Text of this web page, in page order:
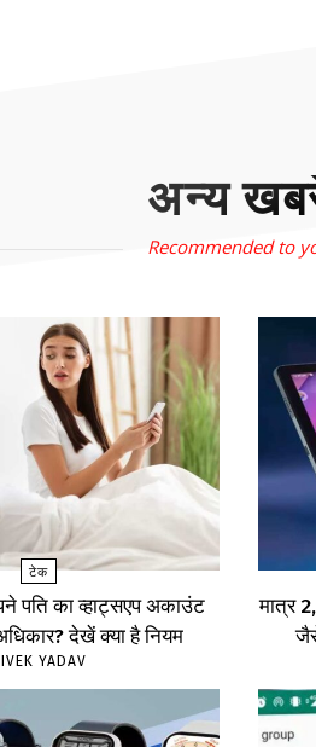
अन्य
Recommended to
टेक
पति का व्हाट्सएप अकाउंट
देखें क्या है नियम
YADAV
मात्र